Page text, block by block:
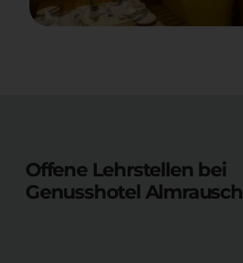
Offene Lehrstellen bei
Genusshotel Almrausch